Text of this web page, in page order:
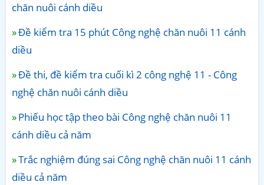
chăn nuôi cánh diều
Đề kiểm tra 15 phút Công nghệ chăn nuôi 11 cánh
diều
Đề thi, đề kiểm tra cuối kì 2 công nghệ 11 - Công
nghệ chăn nuôi cánh diều
Phiếu học tập theo bài Công nghệ chăn nuôi 11
cánh diều cả năm
Trắc nghiệm đúng sai Công nghệ chăn nuôi 11 cánh
diều cả năm